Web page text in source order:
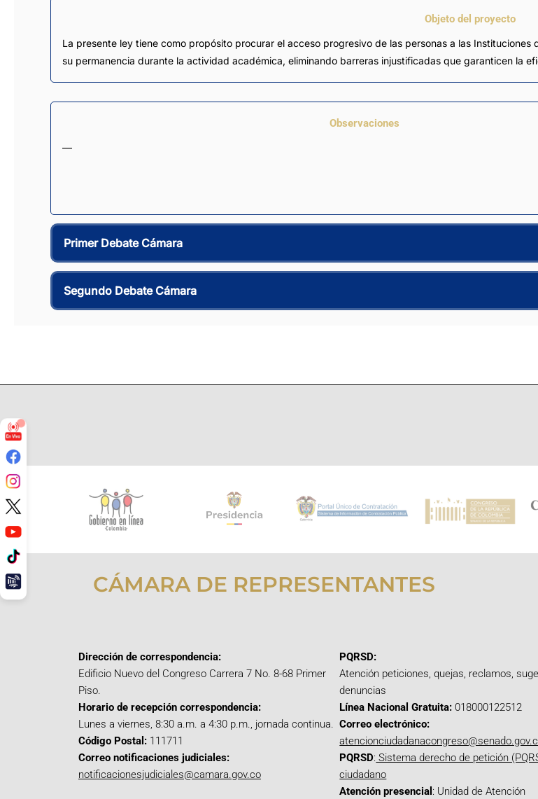
Objeto del proyecto
La presente ley tiene como propósito procurar el acceso progresivo de las personas a las
su permanencia durante la actividad académica, eliminando barreras injustificadas que garanticen la
Observaciones
—
Primer Debate Cámara
Segundo Debate Cámara
CÁMARA DE REPRESENTANTES
Dirección de correspondencia:
Edificio Nuevo del Congreso Carrera 7 No. 8-68 Primer
Piso.
Horario de recepción correspondencia:
Lunes a viernes, 8:30 a.m. a 4:30 p.m., jornada continua.
Código Postal: 111711
Correo notificaciones judiciales:
notificacionesjudiciales@camara.gov.co
PQRSD:
Atención peticiones, quejas, reclamos,
denuncias
Línea Nacional Gratuita: 018000122512
Correo electrónico:
PQRSD: Sistema derecho de petición
ciudadano
Atención presencial : Unidad de Atención